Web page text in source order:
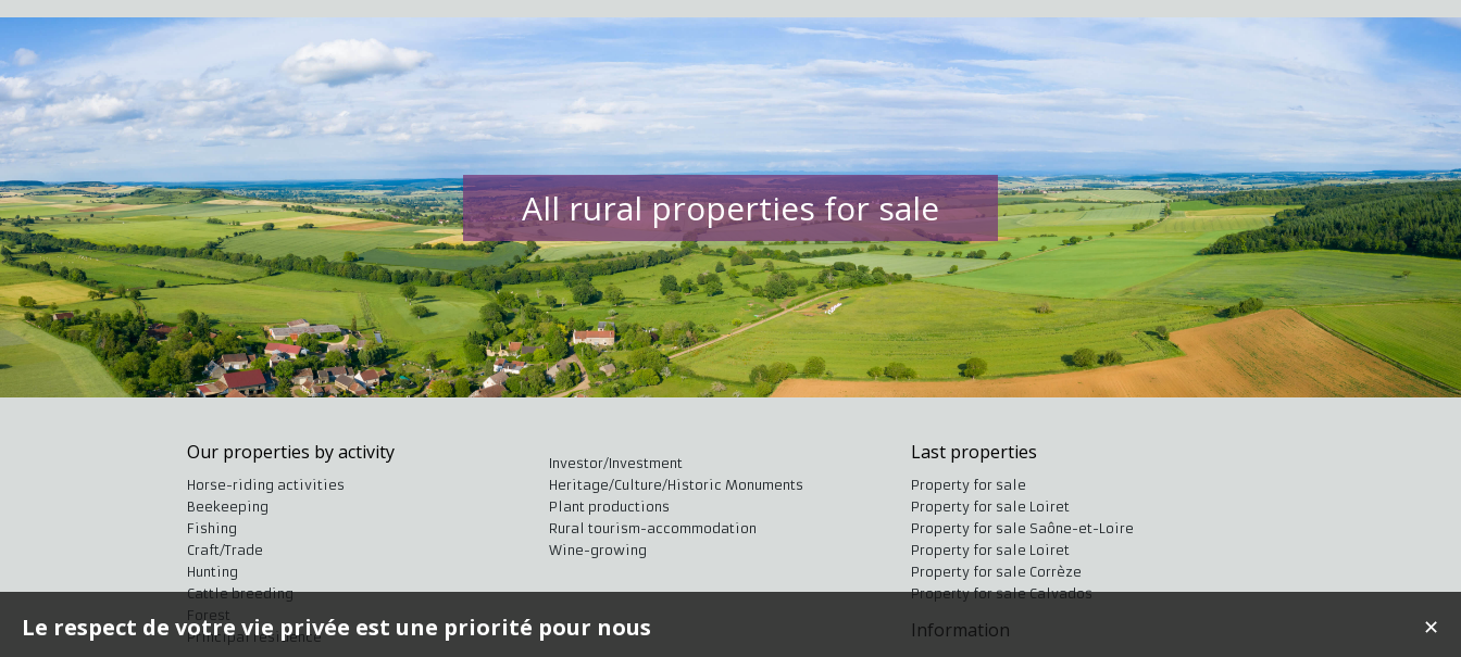
All rural properties for sale
Our properties by activity
Horse-riding activities
Beekeeping
Fishing
Craft/Trade
Hunting
Cattle breeding
Forest
Principal residence
Investor/Investment
Heritage/Culture/Historic Monuments
Plant productions
Rural tourism-accommodation
Wine-growing
Last properties
Property for sale
Property for sale Loiret
Property for sale Saône-et-Loire
Property for sale Loiret
Property for sale Corrèze
Property for sale Calvados
Information ✕
Le respect de votre vie privée est une priorité pour nous